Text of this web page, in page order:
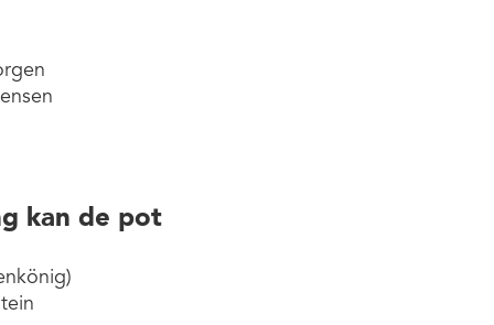
kan de pot